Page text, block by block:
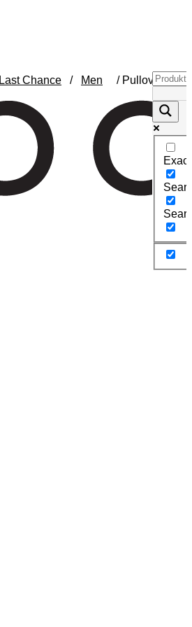
Last Chance / Men / Pullover